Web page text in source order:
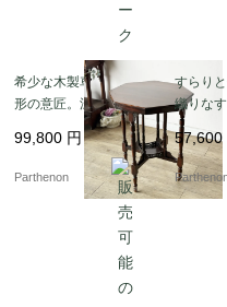
希少な木製車輪と八角
形の意匠。深みある木
肌が空間を彩るサイド
テーブル【t306】
99,800 円
Parthenon
すらり
織りな
佇まい
イドテ
57,600